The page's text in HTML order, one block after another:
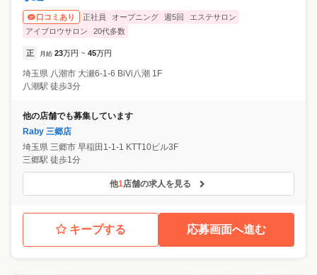
口コミあり 正社員 オープニング 週5回
エステサロン
アイブロウサロン
20代多数
正 月給 23万円 ~ 45万円
埼玉県 八潮市 大瀬6-1-6 BiVi八潮 1F
八潮駅 徒歩3分
他の店舗でも募集しています
Raby 三郷店
埼玉県 三郷市 早稲田1-1-1 KTT10ビル3F
三郷駅 徒歩1分
他1店舗の求人を見る
キープする 応募画面へ進む